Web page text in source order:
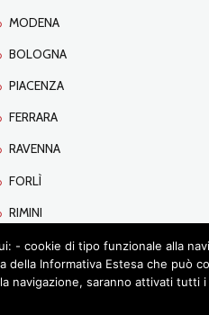
MODENA
BOLOGNA
PIACENZA
FERRARA
RAVENNA
FORLÌ
RIMINI
- cookie di tipo funzionale alla
Informativa Estesa che può
navigazione, saranno attivati tutti